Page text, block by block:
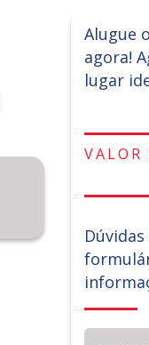
Alugue
agora!
lugar
VALOR